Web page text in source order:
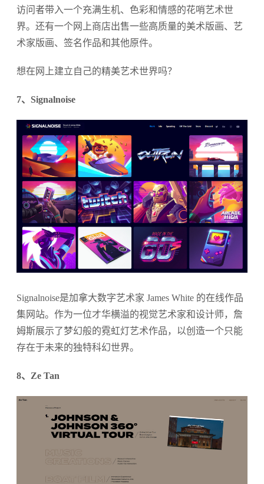
访问者带入一个充满生机、色彩和情感的花哨艺术世
界。还有一个网上商店出售一些高质量的美术版画、艺
术家版画、签名作品和其他原件。
想在网上建立自己的精美艺术世界吗？
7、Signalnoise
Signalnoise是加拿大数字艺术家 James White 的在线作品
集网站。作为一位才华横溢的视觉艺术家和设计师，詹
姆斯展示了梦幻般的霓虹灯艺术作品，以创造一个只能
存在于未来的独特科幻世界。
8、Ze Tan